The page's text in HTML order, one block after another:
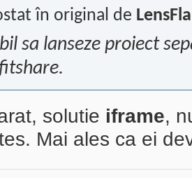
în original de
sa lanseze proiect
solutie iframe,
Mai ales ca ei